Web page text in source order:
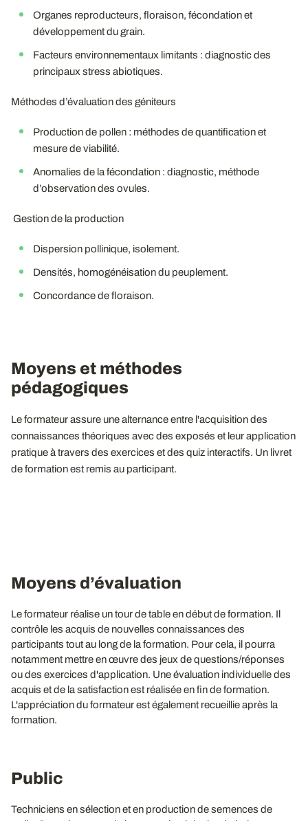
Organes reproducteurs, floraison, fécondation et
développement du grain.
Facteurs environnementaux limitants : diagnostic des
principaux stress abiotiques.
Méthodes d’évaluation des géniteurs
Production de pollen : méthodes de quantification et
mesure de viabilité.
Anomalies de la fécondation : diagnostic, méthode
d’observation des ovules.
Gestion de la production
Dispersion pollinique, isolement.
Densités, homogénéisation du peuplement.
Concordance de floraison.
Moyens et méthodes
pédagogiques
Le formateur assure une alternance entre l'acquisition des
connaissances théoriques avec des exposés et leur application
pratique à travers des exercices et des quiz interactifs. Un livret
de formation est remis au participant.
Moyens d’évaluation
Le formateur réalise un tour de table en début de formation. Il
contrôle les acquis de nouvelles connaissances des
participants tout au long de la formation. Pour cela, il pourra
notamment mettre en œuvre des jeux de questions/réponses
ou des exercices d'application. Une évaluation individuelle des
acquis et de la satisfaction est réalisée en fin de formation.
L'appréciation du formateur est également recueillie après la
formation.
Public
Techniciens en sélection et en production de semences de